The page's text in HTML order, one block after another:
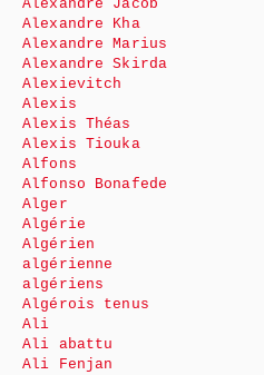
Alexandre Jacob
Alexandre Kha
Alexandre Marius
Alexandre Skirda
Alexievitch
Alexis
Alexis Théas
Alexis Tiouka
Alfons
Alfonso Bonafede
Alger
Algérie
Algérien
algérienne
algériens
Algérois tenus
Ali
Ali abattu
Ali Fenjan